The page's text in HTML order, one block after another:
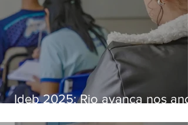
Ideb 2025: Rio avança nos